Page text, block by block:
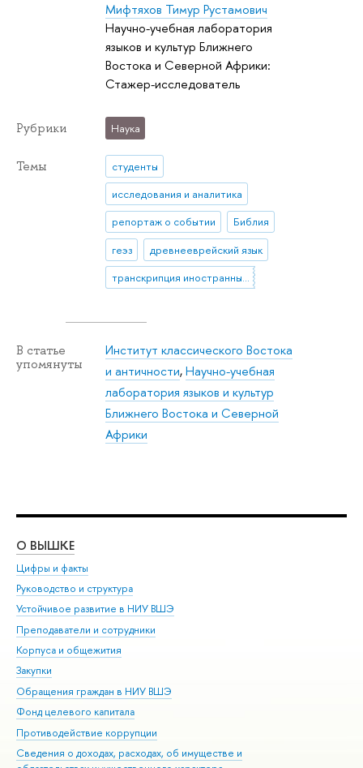
Мифтяхов Тимур Рустамович
Научно-учебная лаборатория
языков и культур Ближнего
Востока и Северной Африки:
Стажер-исследователь
Рубрики Наука
Темы
студенты
исследования и аналитика
репортаж о событии
Библия
геэз
древнееврейский язык
транскрипция иностранных слов в геэзе
В статье
упомянуты
Институт классического Востока
и античности,Научно-учебная
лаборатория языков и культур
Ближнего Востока и Северной
Африки
О ВЫШКЕ
Цифры и факты
Руководство и структура
Устойчивое развитие в НИУ ВШЭ
Преподаватели и сотрудники
Корпуса и общежития
Закупки
Обращения граждан в НИУ ВШЭ
Фонд целевого капитала
Противодействие коррупции
Сведения о доходах, расходах, об имуществе и